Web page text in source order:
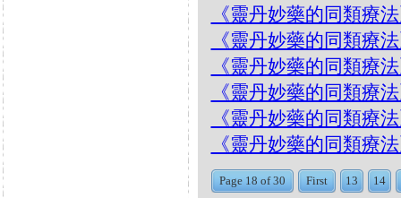
《靈丹妙藥的同類療
《靈丹妙藥的同類療
《靈丹妙藥的同類療
《靈丹妙藥的同類療
《靈丹妙藥的同類療
《靈丹妙藥的同類療
Page 18 of 30 First 13 14